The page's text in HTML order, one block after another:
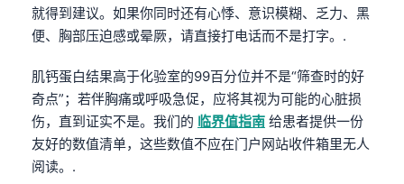
就得到建议。如果你同时还有心悸、意识模糊、乏力、黑
便、胸部压迫感或晕厥，请直接打电话而不是打字。.
肌钙蛋白结果高于化验室的99百分位并不是“筛查时的好
奇点”；若伴胸痛或呼吸急促，应将其视为可能的心脏损
伤，直到证实不是。我们的 临界值指南 给患者提供一份
友好的数值清单，这些数值不应在门户网站收件箱里无人
阅读。.